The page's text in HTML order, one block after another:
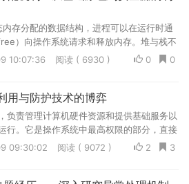
存分配的数据结构，进程可以在运行时通
）向操作系统请求和释放内存。堆与栈不
内存分配，而堆则用于需要灵活大小和生存
0
0
10:07:36 阅读 ( 6930 )
用与防护技术的博弈
负责管理计算机硬件资源和提供基础服务以
行。它是操作系统中最高权限的部分，直接
功能，为用户态进程提供统一的接口
3
2
09:30:02 阅读 ( 9072 )